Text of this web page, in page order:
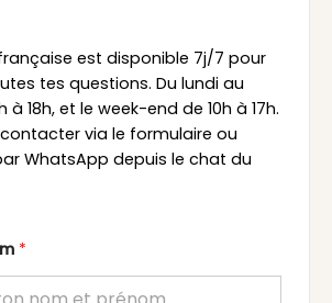
est disponible 7j/7 pour
tes questions. Du lundi au
à 18h, et le week-end de 10h à 17h.
via le formulaire ou
WhatsApp depuis le chat du
*